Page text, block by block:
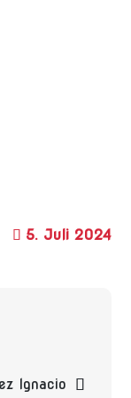
5. Juli 2024
Ignacio